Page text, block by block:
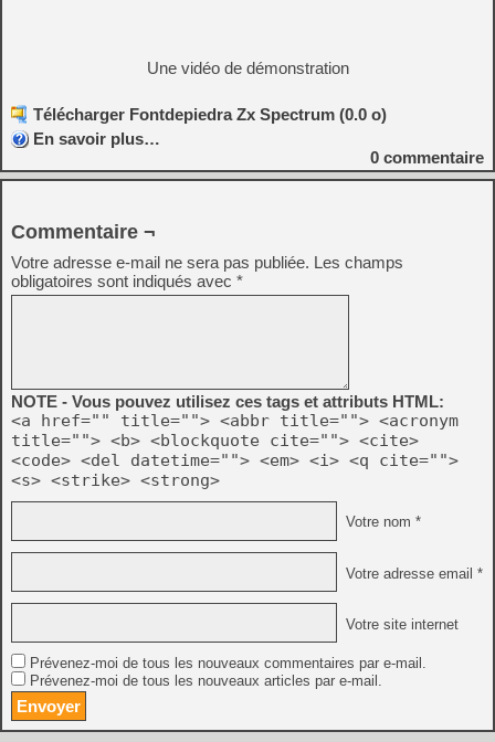
Une vidéo de démonstration
Télécharger Fontdepiedra Zx Spectrum (0.0 o)
En savoir plus…
0 commentaire
Commentaire ¬
Votre adresse e-mail ne sera pas publiée. Les champs
obligatoires sont indiqués avec *
NOTE - Vous pouvez utilisez ces tags et attributs HTML:
<a href="" title=""> <abbr title=""> <acronym
title=""> <b> <blockquote cite=""> <cite>
<code> <del datetime=""> <em> <i> <q cite="">
<s> <strike> <strong>
Votre nom *
Votre adresse email *
Votre site internet
Prévenez-moi de tous les nouveaux commentaires par e-mail.
Prévenez-moi de tous les nouveaux articles par e-mail.